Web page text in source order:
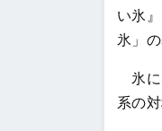
い氷
氷」
氷に
系の